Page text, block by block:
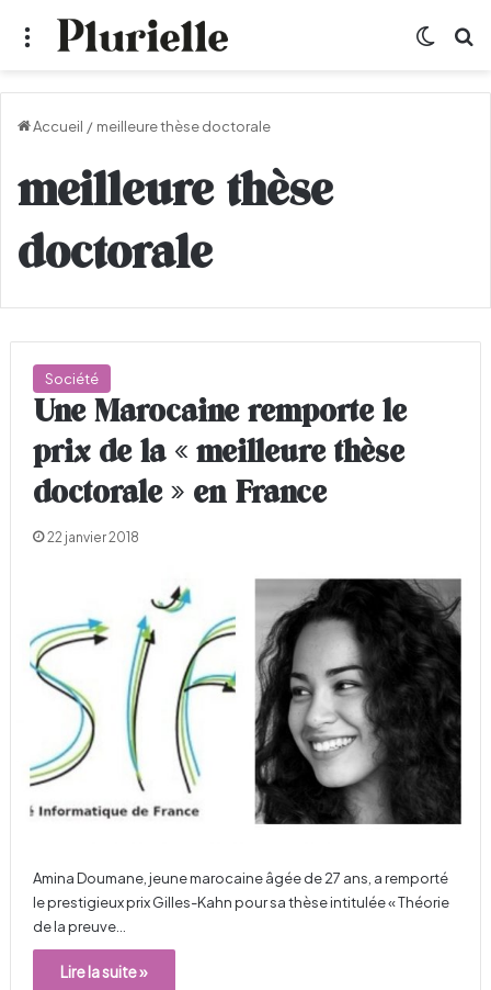
Menu
Accueil / meilleure thèse doctorale
meilleure thèse
doctorale
Société
Une Marocaine remporte le
prix de la « meilleure thèse
doctorale » en France
22 janvier 2018
Amina Doumane, jeune marocaine âgée de 27 ans, a remporté
le prestigieux prix Gilles-Kahn pour sa thèse intitulée « Théorie
de la preuve…
Lire la suite »